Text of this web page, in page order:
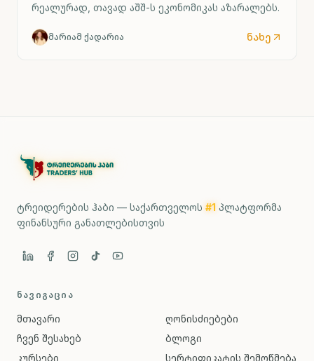
რეალურად, თავად აშშ-ს ეკონომიკას აზარალებს.
მარიამ ქადარია ნახე
ტრეიდერების ჰაბი — საქართველოს #1 პლატფორმა
ფინანსური განათლებისთვის
ᲜᲐᲕᲘᲒᲐᲪᲘᲐ
მთავარი
ჩვენ შესახებ
კურსები
ღონისძიებები
ბლოგი
სერტიფიკატის შემოწმება